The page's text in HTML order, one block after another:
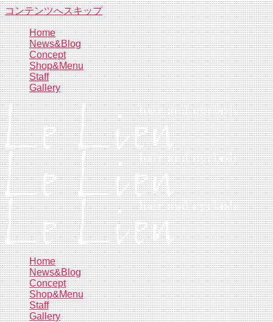
コンテンツへスキップ
Home
News&Blog
Concept
Shop&Menu
Staff
Gallery
Home
News&Blog
Concept
Shop&Menu
Staff
Gallery